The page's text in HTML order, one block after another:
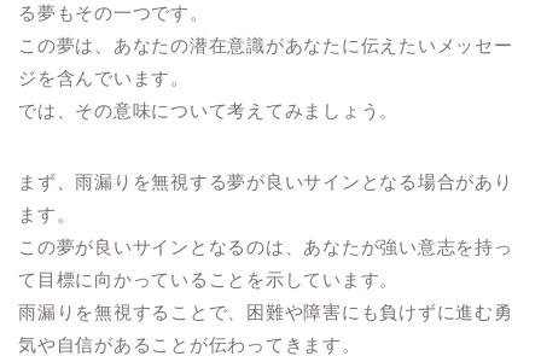
る夢もその一つです。
この夢は、あなたの潜在意識があなたに伝えたいメッセー
ジを含んでいます。
では、その意味について考えてみましょう。
まず、雨漏りを無視する夢が良いサインとなる場合があり
ます。
この夢が良いサインとなるのは、あなたが強い意志を持っ
て目標に向かっていることを示しています。
雨漏りを無視することで、困難や障害にも負けずに進む勇
気や自信があることが伝わってきます。